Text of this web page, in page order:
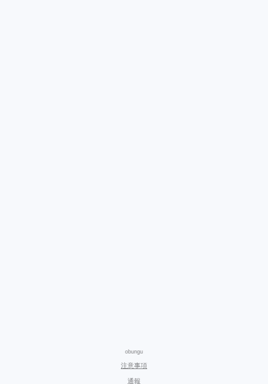
obungu
注意事項
通報